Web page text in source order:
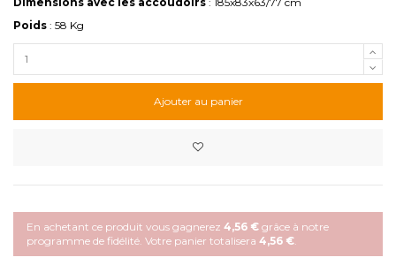
Poids : 58 Kg
Ajouter au panier
En achetant ce produit vous gagnerez 4,56 € grâce à notre
programme de fidélité. Votre panier totalisera 4,56 €.